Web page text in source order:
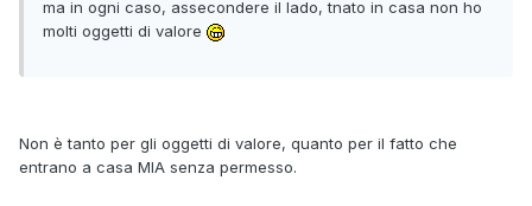
ma in ogni caso, assecondere il lado, tnato in casa non ho
molti oggetti di valore
Non è tanto per gli oggetti di valore, quanto per il fatto che
entrano a casa MIA senza permesso.